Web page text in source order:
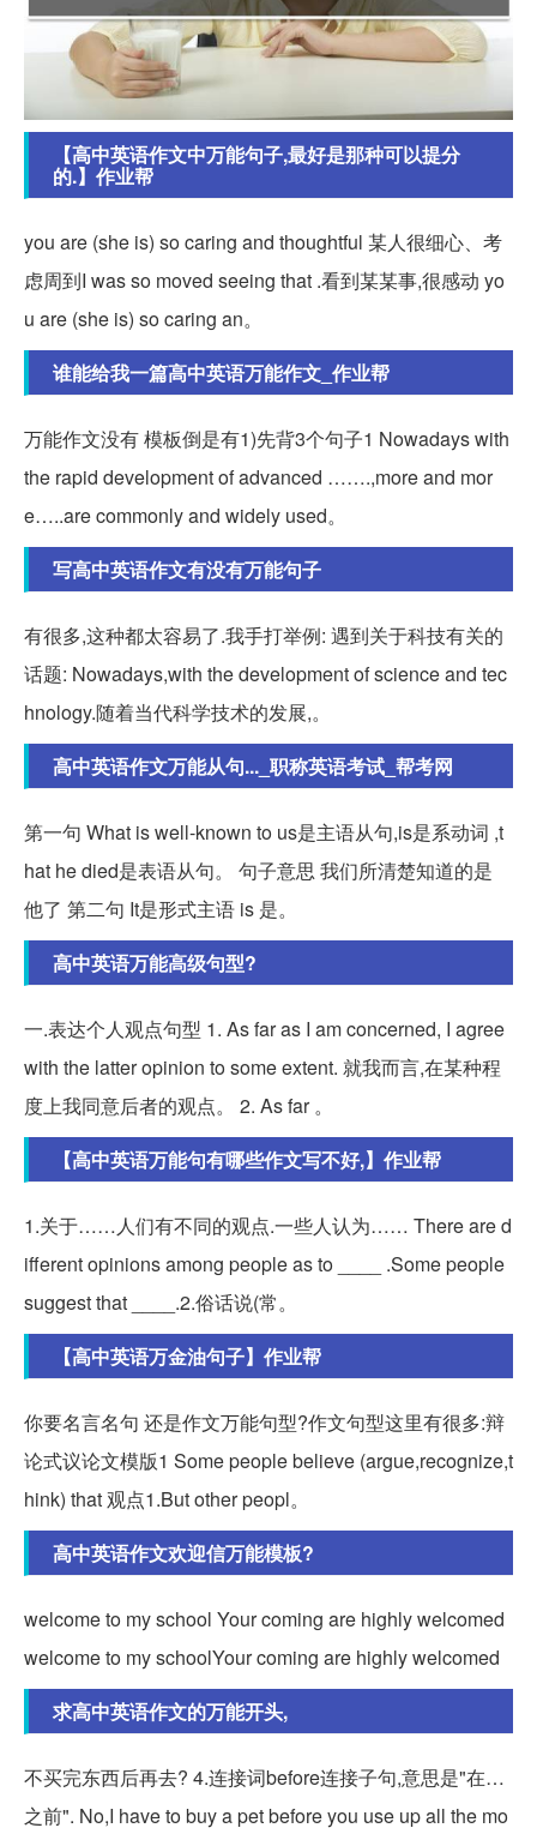
【高中英语作文中万能句子,最好是那种可以提分
的.】作业帮
you are (she is) so caring and thoughtful 某人很细心、考
虑周到I was so moved seeing that .看到某某事,很感动 yo
u are (she is) so caring an。
谁能给我一篇高中英语万能作文_作业帮
万能作文没有 模板倒是有1)先背3个句子1 Nowadays with
the rapid development of advanced …….,more and mor
e…..are commonly and widely used。
写高中英语作文有没有万能句子
有很多,这种都太容易了.我手打举例: 遇到关于科技有关的
话题: Nowadays,with the development of science and tec
hnology.随着当代科学技术的发展,。
高中英语作文万能从句..._职称英语考试_帮考网
第一句 What is well-known to us是主语从句,is是系动词 ,t
hat he died是表语从句。 句子意思 我们所清楚知道的是
他了 第二句 It是形式主语 is 是。
高中英语万能高级句型?
一.表达个人观点句型 1. As far as I am concerned, I agree
with the latter opinion to some extent. 就我而言,在某种程
度上我同意后者的观点。 2. As far 。
【高中英语万能句有哪些作文写不好,】作业帮
1.关于……人们有不同的观点.一些人认为…… There are d
ifferent opinions among people as to ____ .Some people
suggest that ____.2.俗话说(常。
【高中英语万金油句子】作业帮
你要名言名句 还是作文万能句型?作文句型这里有很多:辩
论式议论文模版1 Some people believe (argue,recognize,t
hink) that 观点1.But other peopl。
高中英语作文欢迎信万能模板?
welcome to my school Your coming are highly welcomed
welcome to my schoolYour coming are highly welcomed
求高中英语作文的万能开头,
不买完东西后再去? 4.连接词before连接子句,意思是"在…
之前". No,I have to buy a pet before you use up all the mo